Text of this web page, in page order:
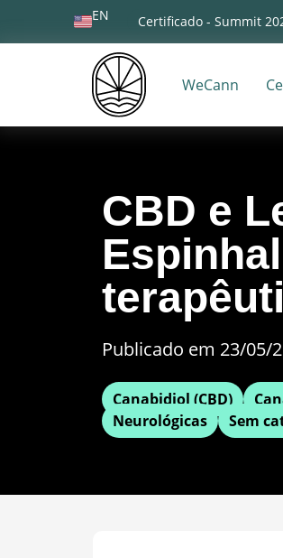
EN Certificado - Summit
WeCann
CBD e
Publicado em 23/05/
Canabidiol (CBD)
Neurológicas
Sem